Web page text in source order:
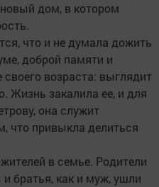
дом, в котором
что и не думала дожить
доброй памяти и
своего возраста: выглядит
Жизнь закалила ее, и для
она служит
что привыкла делиться
в семье. Родители
братья, как и муж, ушли